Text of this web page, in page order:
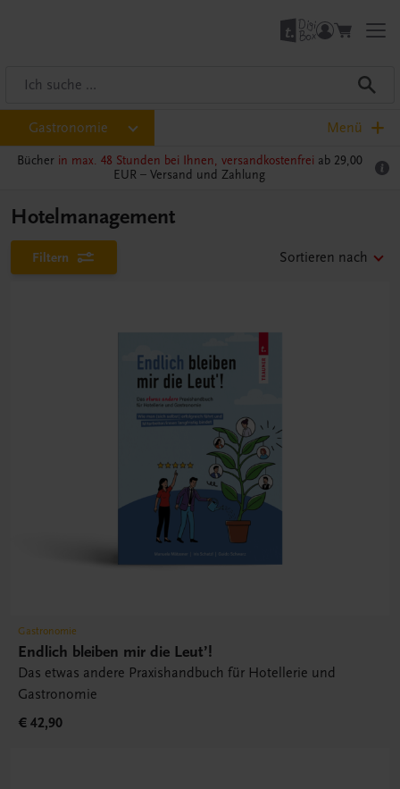
Gastronomie Menü
Bücher in max. 48 Stunden bei Ihnen, versandkostenfrei ab 29,00
EUR – Versand und Zahlung
Hotelmanagement
Filtern Sortieren nach
Gastronomie
Endlich bleiben mir die Leut’!
Das etwas andere Praxishandbuch für Hotellerie und
Gastronomie
€ 42,90